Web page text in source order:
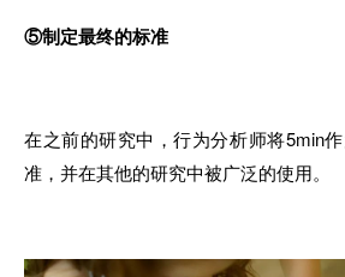
⑤制定最终的标准
在之前的研究中，行为分析师将5min
准，并在其他的研究中被广泛的使用。